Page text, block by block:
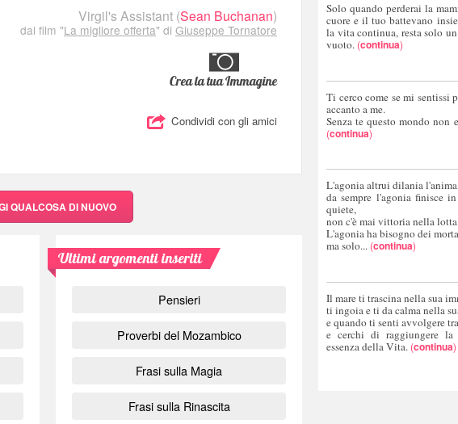
Virgil's Assistant (Sean Buchanan)
dal film "La migliore offerta" di Giuseppe Tornatore
Crea la tua Immagine
Condividi con gli amici
QUALCOSA DI NUOVO
Ultimi argomenti inseriti
Pensieri
Proverbi del Mozambico
Frasi sulla Magia
Frasi sulla Rinascita
Solo quando perderai la
cuore e il tuo battevano
la vita continua, resta solo
vuoto. (continua)
Ti cerco come se mi sentissi
accanto a me.
Senza te questo mondo non
(continua)
L'agonia altrui dilania
da sempre l'agonia finisce
quiete,
non c'è mai vittoria nella
L'agonia ha bisogno dei
ma solo... (continua)
Il mare ti trascina nella sua
ti ingoia e ti da calma nella
e quando ti senti avvolgere
e cerchi di raggiungere
essenza della Vita. (continua)